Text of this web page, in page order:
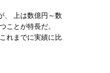
、 上は数億円～数
ことが特長だ。
れまでに実績に比